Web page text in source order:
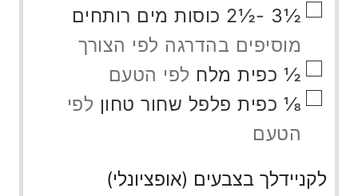
▢
½3 -½2 כוסות מים רותחים
מוסיפים בהדרגה לפי הצורך
▢
½ כפית מלח לפי הטעם
▢
⅛ כפית פלפל שחור טחון לפי
הטעם
לקניידלך בצבעים (אופציונלי)